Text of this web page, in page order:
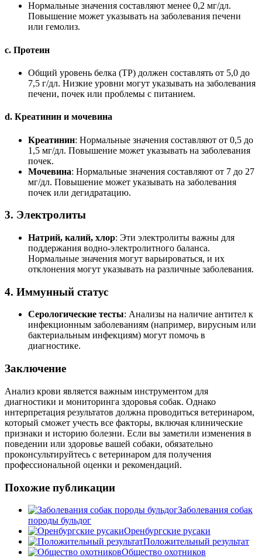
Нормальные значения составляют менее 0,2 мг/дл.
Повышение может указывать на заболевания печени
или гемолиз.
c. Протеин
Общий уровень белка (TP) должен составлять от 5,0 до
7,5 г/дл. Низкие уровни могут указывать на заболевания
печени, почек или проблемы с питанием.
d. Креатинин и мочевина
Креатинин: Нормальные значения составляют от 0,5 до
1,5 мг/дл. Повышение может указывать на заболевания
почек.
Мочевина: Нормальные значения составляют от 7 до 27
мг/дл. Повышение может указывать на заболевания
почек или дегидратацию.
3. Электролиты
Натрий, калий, хлор: Эти электролиты важны для
поддержания водно-электролитного баланса.
Нормальные значения могут варьироваться, и их
отклонения могут указывать на различные заболевания.
4. Иммунный статус
Серологические тесты: Анализы на наличие антител к
инфекционным заболеваниям (например, вирусным или
бактериальным инфекциям) могут помочь в
диагностике.
Заключение
Анализ крови является важным инструментом для
диагностики и мониторинга здоровья собак. Однако
интерпретация результатов должна проводиться ветеринаром,
который сможет учесть все факторы, включая клинические
признаки и историю болезни. Если вы заметили изменения в
поведении или здоровье вашей собаки, обязательно
проконсультируйтесь с ветеринаром для получения
профессиональной оценки и рекомендаций.
Похожие публикации
Заболевания собак
породы бульдог
Оренбургские русаки
Положительный результат
Общество охотников